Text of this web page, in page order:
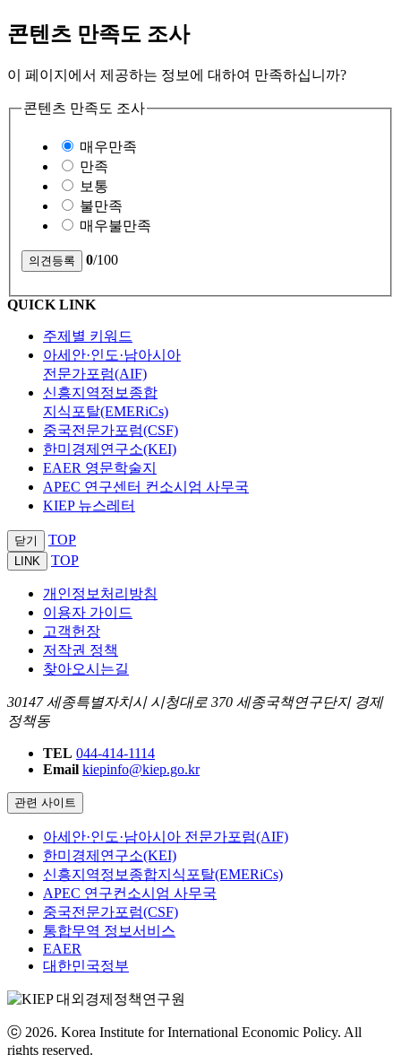
콘텐츠 만족도 조사
이 페이지에서 제공하는 정보에 대하여 만족하십니까?
콘텐츠 만족도 조사
매우만족
만족
보통
불만족
매우불만족
0/100
QUICK LINK
주제별 키워드
아세안·인도·남아시아
전문가포럼(AIF)
신흥지역정보종합
지식포탈(EMERiCs)
중국전문가포럼(CSF)
한미경제연구소(KEI)
EAER 영문학술지
APEC 연구센터 컨소시엄 사무국
KIEP 뉴스레터
닫기 TOP
LINK TOP
개인정보처리방침
이용자 가이드
고객헌장
저작권 정책
찾아오시는길
30147 세종특별자치시 시청대로 370 세종국책연구단지 경제
정책동
TEL 044-414-1114
Email kiepinfo@kiep.go.kr
관련 사이트
아세안·인도·남아시아 전문가포럼(AIF)
한미경제연구소(KEI)
신흥지역정보종합지식포탈(EMERiCs)
APEC 연구컨소시엄 사무국
중국전문가포럼(CSF)
통합무역 정보서비스
EAER
대한민국정부
ⓒ 2026. Korea Institute for International Economic Policy. All
rights reserved.